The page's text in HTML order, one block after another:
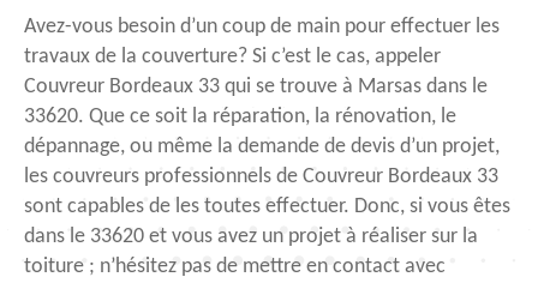
Avez-vous besoin d’un coup de main pour effectuer les
travaux de la couverture? Si c’est le cas, appeler
Couvreur Bordeaux 33 qui se trouve à Marsas dans le
33620. Que ce soit la réparation, la rénovation, le
dépannage, ou même la demande de devis d’un projet,
les couvreurs professionnels de Couvreur Bordeaux 33
sont capables de les toutes effectuer. Donc, si vous êtes
dans le 33620 et vous avez un projet à réaliser sur la
toiture ; n’hésitez pas de mettre en contact avec